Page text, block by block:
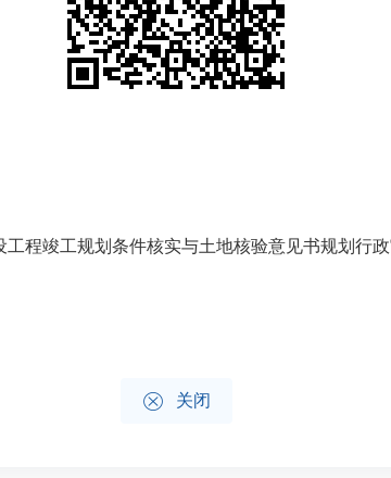
工程竣工规划条件核实与土地核验意见书规划行
 关闭